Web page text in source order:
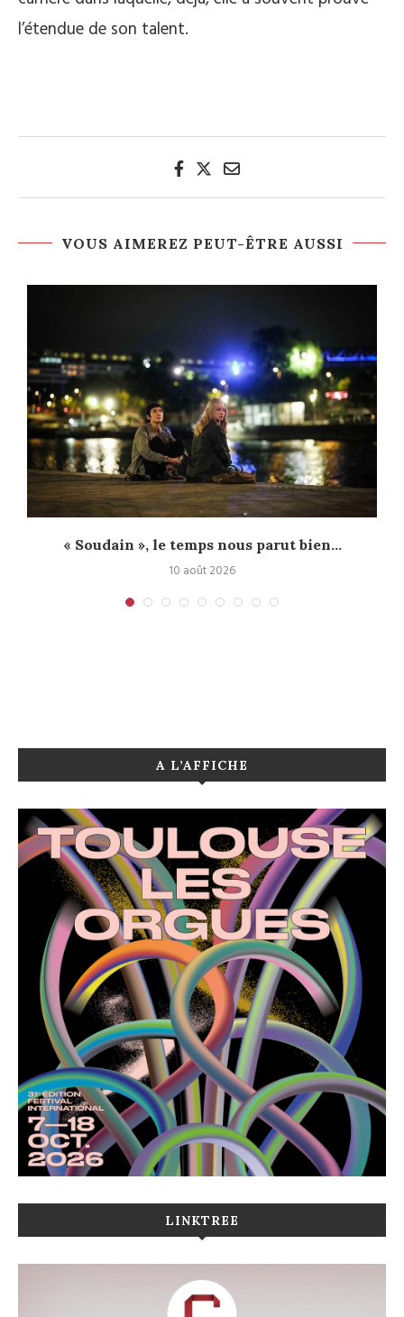
l’étendue de son talent.
VOUS AIMEREZ PEUT-ÊTRE AUSSI
« Soudain », le temps nous parut bien...
10 août 2026
A L’AFFICHE
LINKTREE